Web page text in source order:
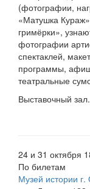
(фотографии,
«Матушка
гримёрки»,
фотографии
спектаклей,
программы,
театральные
Выставочный
24 и 31 октября
По билетам
Музей истории г.